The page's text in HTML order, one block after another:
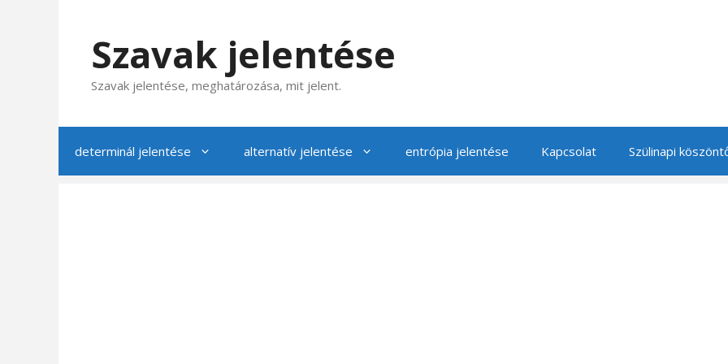
Szavak jelentése
Szavak jelentése, meghatározása, mit jelent.
determinál jelentése alternatív jelentése entrópia jelentése Kapcsolat Szülinapi